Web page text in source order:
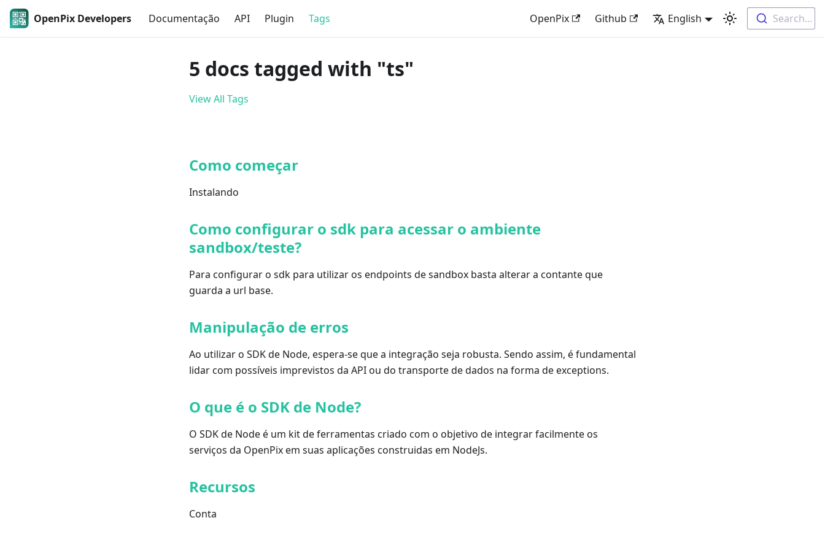
OpenPix Developers Documentação API Plugin Tags OpenPix Github English Search...
5 docs tagged with "ts"
View All Tags
Como começar
Instalando
Como configurar o sdk para acessar o ambiente
sandbox/teste?
Para configurar o sdk para utilizar os endpoints de sandbox basta alterar a contante que
guarda a url base.
Manipulação de erros
Ao utilizar o SDK de Node, espera-se que a integração seja robusta. Sendo assim, é fundamental
lidar com possíveis imprevistos da API ou do transporte de dados na forma de exceptions.
O que é o SDK de Node?
O SDK de Node é um kit de ferramentas criado com o objetivo de integrar facilmente os
serviços da OpenPix em suas aplicações construidas em NodeJs.
Recursos
Conta